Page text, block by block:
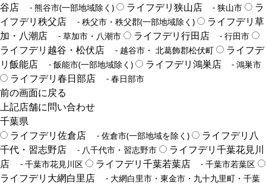
谷店
- 熊谷市(一部地域除く) ライフデリ狭山店 - 狭山市
ラ
イフデリ秩父店
- 秩父市・秩父郡(一部地域除く)
ライフデリ草
加・八潮店
- 草加市・八潮市 ライフデリ行田店 - 行田市
ライフデリ越谷・松伏店 - 越谷市・ 北葛飾郡松伏町
ライフデ
リ飯能店
- 飯能市(一部地域除く) ライフデリ鴻巣店 - 鴻巣市
ライフデリ春日部店 - 春日部市
前の画面に戻る
上記店舗に問い合わせ
千葉県
ライフデリ佐倉店
- 佐倉市(一部地域を除く)
ライフデリ八
千代・習志野店
- 八千代市・習志野市
ライフデリ千葉花見川
店
- 千葉市花見川区 ライフデリ千葉若葉店 - 千葉市若葉区
ライフデリ大網白里店
- 大網白里市・東金市・九十九里町・千葉